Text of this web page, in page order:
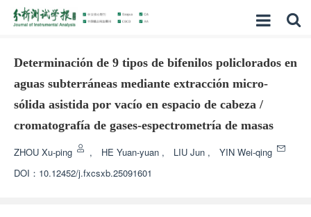
Determinación de 9 tipos de bifenilos policlorados en
aguas subterráneas mediante extracción micro-
sólida asistida por vacío en espacio de cabeza /
cromatografía de gases-espectrometría de masas
ZHOU Xu-ping , HE Yuan-yuan , LIU Jun ,
YIN Wei-qing
DOI： 10.12452/j.fxcsxb.25091601